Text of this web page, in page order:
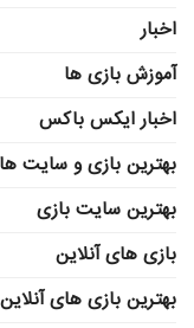
اخبار
آموزش بازی ها
اخبار ایکس باکس
بهترین بازی و سایت ها
بهترین سایت بازی
بازی های آنلاین
بهترین بازی های آنلاین